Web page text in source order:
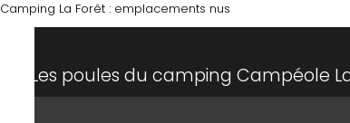
Camping La Forêt : emplacements nus
Les poules du camping Campéole